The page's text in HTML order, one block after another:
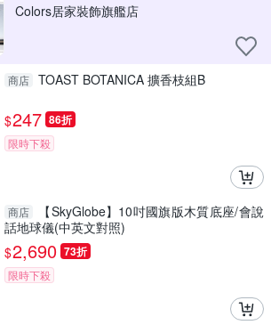
Colors居家裝飾旗艦店
商店 TOAST BOTANICA 擴香枝組B
$247 86折
限時下殺
商店
【SkyGlobe】10吋國旗版木質底座/會說
話地球儀(中英文對照)
$2,690 73折
限時下殺